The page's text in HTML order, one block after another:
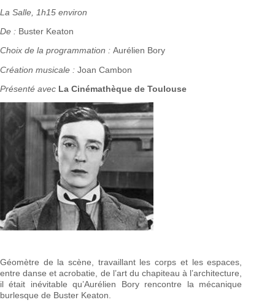
La Salle, 1h15 environ
De : Buster Keaton
Choix de la programmation : Aurélien Bory
Création musicale : Joan Cambon
Présenté avec La Cinémathèque de Toulouse
Géomètre de la scène, travaillant les corps et les espaces,
entre danse et acrobatie, de l’art du chapiteau à l’architecture,
il était inévitable qu’Aurélien Bory rencontre la mécanique
burlesque de Buster Keaton.